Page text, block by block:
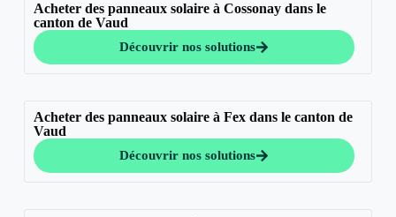
Acheter des panneaux solaire à Cossonay dans le
canton de Vaud
Découvrir nos solutions
Acheter des panneaux solaire à Fex dans le canton de
Vaud
Découvrir nos solutions